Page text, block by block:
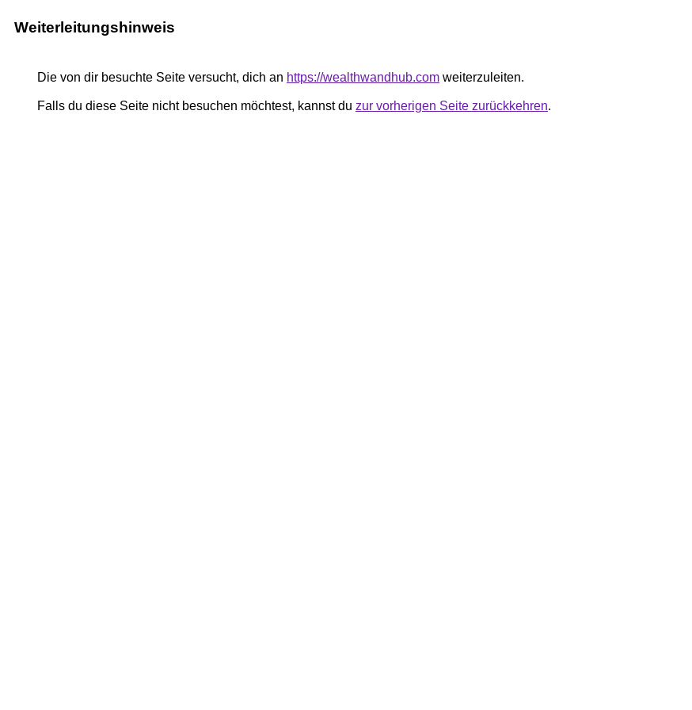
Weiterleitungshinweis
Die von dir besuchte Seite versucht, dich an https://wealthwandhub.com weiterzuleiten.
Falls du diese Seite nicht besuchen möchtest, kannst du zur vorherigen Seite zurückkehren.